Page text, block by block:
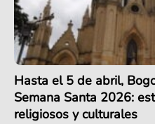
Hasta el 5 de abril,
Semana Santa 2026:
religiosos y culturales